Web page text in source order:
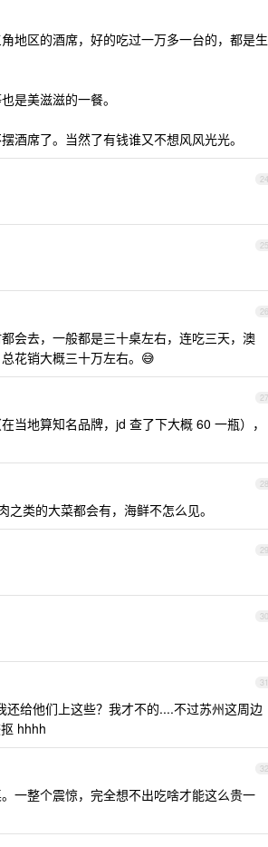
地区的酒席，好的吃过一万多一台的，都是生
是美滋滋的一餐。
酒席了。当然了有钱谁又不想风风光光。
24
25
26
会去，一般都是三十桌左右，连吃三天，澳
花销大概三十万左右。😅
27
当地算知名品牌，jd 查了下大概 60 一瓶），
28
类的大菜都会有，海鲜不怎么见。
29
30
31
给他们上这些？我才不的....不过苏州这周边
hhhh
32
一整个震惊，完全想不出吃啥才能这么贵一